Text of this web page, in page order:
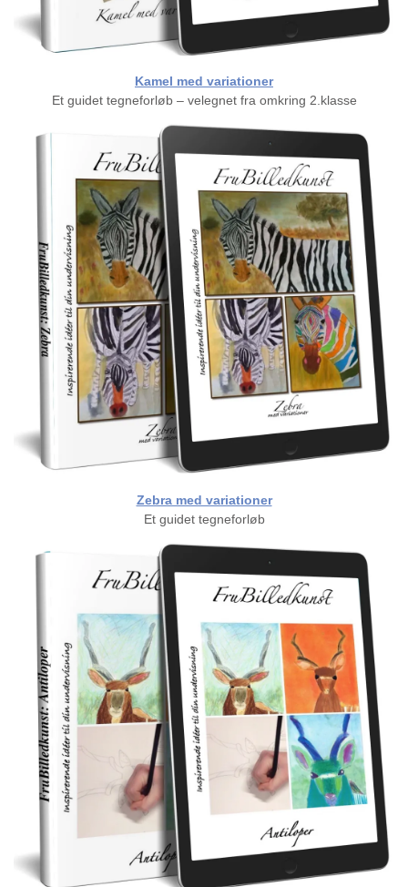
Kamel med variationer
Et guidet tegneforløb – velegnet fra omkring 2.klasse
Zebra med variationer
Et guidet tegneforløb